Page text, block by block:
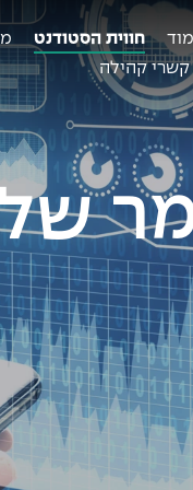
חווית הסטודנט
קשרי קהילה